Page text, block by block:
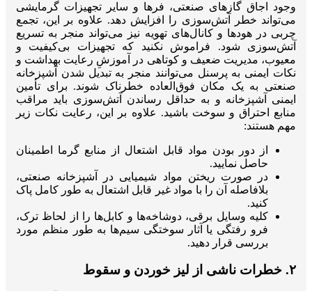
وجود اجاق گازهای صنعتی، فرها و سایر تجهیزات گرمایشی
می‌تواند خطر آتش‌سوزی را افزایش دهد. علاوه بر این، تجمع
چربی در هودها و کانال‌های تهویه نیز می‌تواند منجر به تسریع
آتش‌سوزی شود. فراموش نکنید که تجهیزات بی‌کیفیت و
معیوب، مدیریت ضعیف و کوتاهی در آموزشِ رعایت بهداشت و
نکات ایمنی به پرسنل می‌توانند منجر به تبدیل شدن آشپزخانه
صنعتی به یک مکان فوق‌العاده خطرناک شوند. برای تأمین
ایمنی آشپزخانه و به حداقل رساندن آتش‌سوزی باید مراقب
منابع احتراق و سوخت باشید. علاوه بر این، رعایت نکات زیر
مهم هستند:
از دور بودن مواد قابل اشتعال از منابع گرما اطمینان
حاصل نمایید.
در صورت ریختن مواد شیمیایی در آشپزخانه صنعتی،
بلافاصله آن را با مواد غیر قابل اشتعال به طور کامل پاک
کنید.
کلیه وسایل برقی، دوشاخه‌ها و کابل‌ها را از لحاظ ترک،
فرو رفتگی یا آثار سوختگی سیم‌ها به طور منظم مورد
بررسی قرار دهید.
۲. خطرات ناشی از لیز خوردن و سقوط